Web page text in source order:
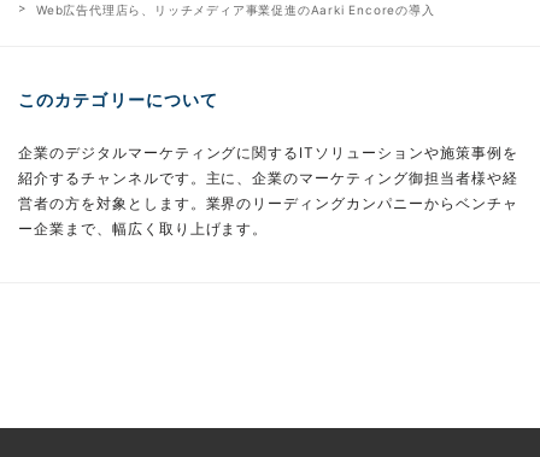
Web広告代理店ら、リッチメディア事業促進のAarki Encoreの導入
このカテゴリーについて
企業のデジタルマーケティングに関するITソリューションや施策事例を
紹介するチャンネルです。主に、企業のマーケティング御担当者様や経
営者の方を対象とします。業界のリーディングカンパニーからベンチャ
ー企業まで、幅広く取り上げます。